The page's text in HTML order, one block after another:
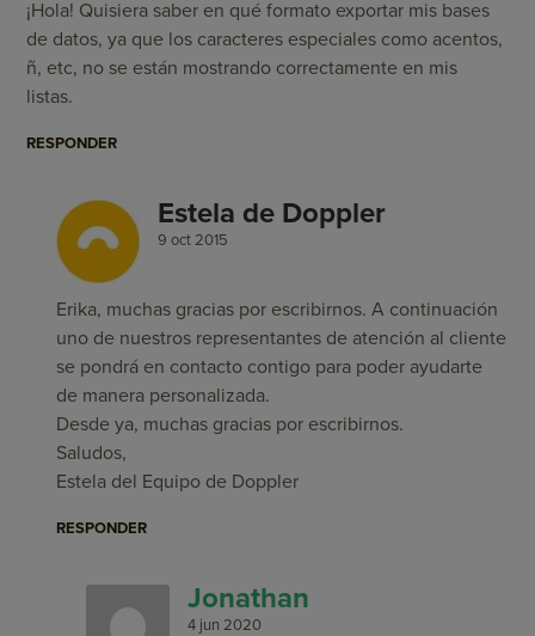
¡Hola! Quisiera saber en qué formato exportar mis bases
de datos, ya que los caracteres especiales como acentos,
ñ, etc, no se están mostrando correctamente en mis
listas.
RESPONDER
Estela de Doppler
9 oct 2015
Erika, muchas gracias por escribirnos. A continuación
uno de nuestros representantes de atención al cliente
se pondrá en contacto contigo para poder ayudarte
de manera personalizada.
Desde ya, muchas gracias por escribirnos.
Saludos,
Estela del Equipo de Doppler
RESPONDER
Jonathan
4 jun 2020